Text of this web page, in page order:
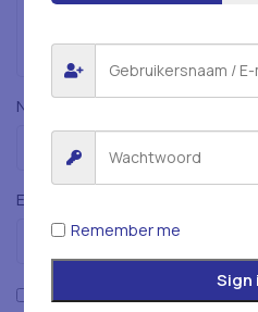
Naam *
E-mail
Mijn naam, e-mailadres en
Remember me
Sign